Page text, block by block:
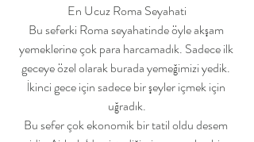
En Ucuz Roma Seyahati
Bu seferki Roma seyahatinde öyle akşam
yemeklerine çok para harcamadık. Sadece ilk
geceye özel olarak burada yemeğimizi yedik.
İkinci gece için sadece bir şeyler içmek için
uğradık.
Bu sefer çok ekonomik bir tatil oldu desem